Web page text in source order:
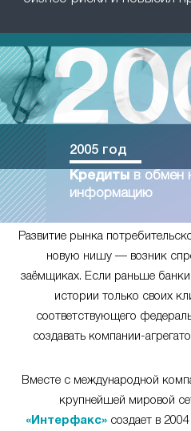
2005 год
Кредиты в обмен
информацию
Развитие рынка
новую нишу — возник
заёмщиках. Если раньше
истории только своих
соответствующего
создавать компании-
Вместе с международной
крупнейшей мировой
«Интерфакс» создает в